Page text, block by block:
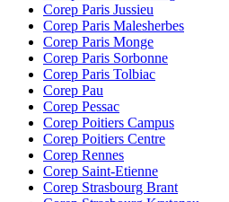
Corep Paris Jussieu
Corep Paris Malesherbes
Corep Paris Monge
Corep Paris Sorbonne
Corep Paris Tolbiac
Corep Pau
Corep Pessac
Corep Poitiers Campus
Corep Poitiers Centre
Corep Rennes
Corep Saint-Etienne
Corep Strasbourg Brant